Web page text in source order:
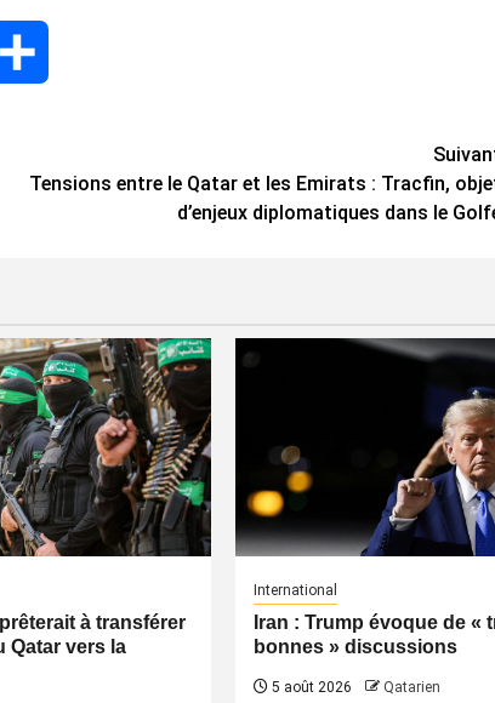
Tensions entre le Qatar et les Emirats : Tracfin,
d’enjeux diplomatiques dans le
à transférer
Qatar vers la
International
Iran : Trump évoque de «
bonnes » discussions
5 août 2026 Qatarien